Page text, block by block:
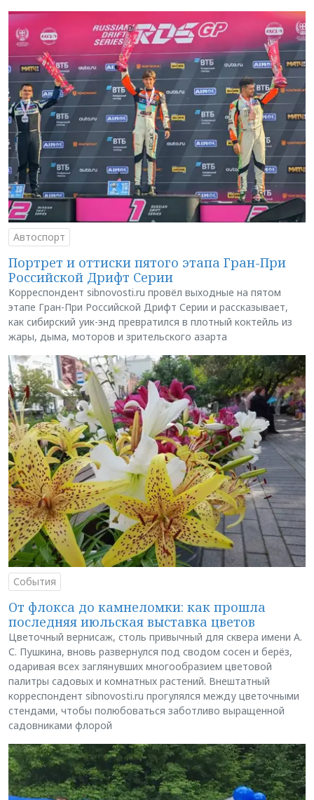
Автоспорт
Портрет и оттиски пятого этапа Гран-При
Российской Дрифт Серии
Корреспондент sibnovosti.ru провёл выходные на пятом
этапе Гран-При Российской Дрифт Серии и рассказывает,
как сибирский уик-энд превратился в плотный коктейль из
жары, дыма, моторов и зрительского азарта
События
От флокса до камнеломки: как прошла
последняя июльская выставка цветов
Цветочный вернисаж, столь привычный для сквера имени А.
С. Пушкина, вновь развернулся под сводом сосен и берёз,
одаривая всех заглянувших многообразием цветовой
палитры садовых и комнатных растений. Внештатный
корреспондент sibnovosti.ru прогулялся между цветочными
стендами, чтобы полюбоваться заботливо выращенной
садовниками флорой